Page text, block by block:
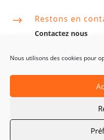
Nous utilisons des cookies pour
$ Restons en
Contactez nous
06 63 06 75 14